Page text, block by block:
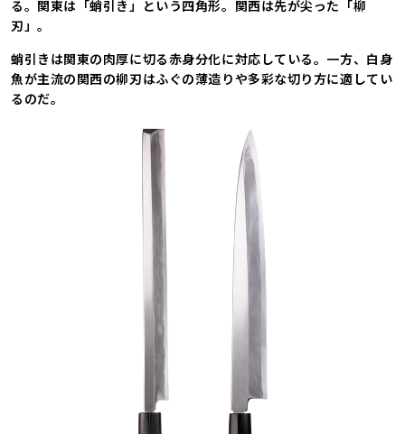
る。関東は「蛸引き」という四角形。関西は先が尖った「柳
刃」。
蛸引きは関東の肉厚に切る赤身分化に対応している。一方、白身
魚が主流の関西の柳刃はふぐの薄造りや多彩な切り方に適してい
るのだ。